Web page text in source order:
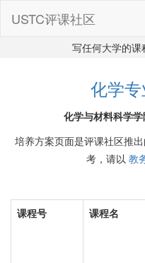
USTC评课社区
写任何大学的课
化学
化学与材料科学
培养方案页面是评课社区推
考，请以 教
课程号 课程名